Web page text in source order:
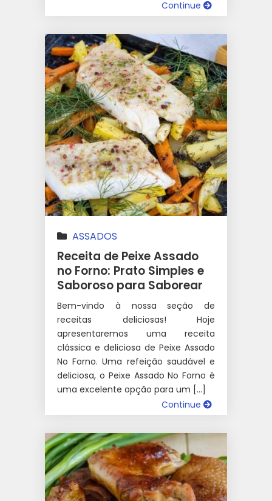
Continue
ASSADOS
Receita de Peixe Assado
no Forno: Prato Simples e
Saboroso para Saborear
Bem-vindo à nossa seção de
receitas deliciosas! Hoje
apresentaremos uma receita
clássica e deliciosa de Peixe Assado
No Forno. Uma refeição saudável e
deliciosa, o Peixe Assado No Forno é
uma excelente opção para um […]
Continue